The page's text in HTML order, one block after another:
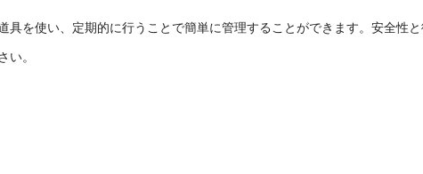
を使い、定期的に行うことで簡単に管理することができます。安全性
。